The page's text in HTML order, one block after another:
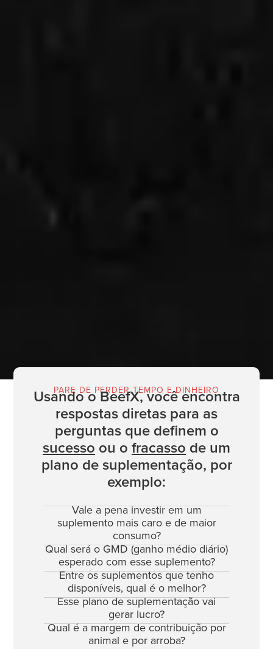
PARE DE PERDER TEMPO E DINHEIRO
Usando o BeefX, você encontra
respostas diretas para as
perguntas que definem o
sucesso ou o fracasso de um
plano de suplementação, por
exemplo:
Vale a pena investir em um
suplemento mais caro e de maior
consumo?
Qual será o GMD (ganho médio diário)
esperado com esse suplemento?
Entre os suplementos que tenho
disponíveis, qual é o melhor?
Esse plano de suplementação vai
gerar lucro?
Qual é a margem de contribuição por
animal e por arroba?